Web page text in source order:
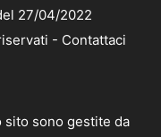
27/04/2022
- Contattaci
sono gestite da